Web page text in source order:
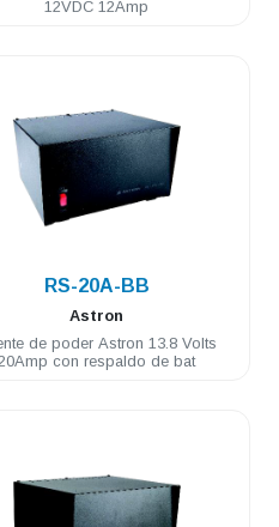
12VDC 12Amp
RS-20A-BB
Astron
de poder Astron 13.8 Volts
con respaldo de bat